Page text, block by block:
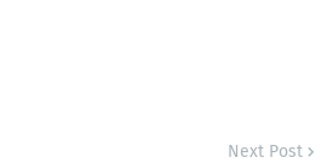
Next Post